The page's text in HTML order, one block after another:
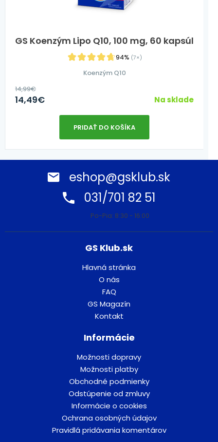
GS Koenzým Lipo Q10, 100 mg, 60 kapsúl
94% (7×)
Koenzým Q10
14,99€
14,49€ Na sklade
PRIDAŤ DO KOŠÍKA
eshop@gsklub.sk
031/701 82 51
Po-Pia: 8:30 - 16:00
GS Klub.sk
Hlavná stránka
O nás
FAQ
GS Magazín
Kontakt
Informácie
Možnosti dopravy
Možnosti platby
Obchodné podmienky
Odstúpenie od zmluvy
Informácie o cookies
Ochrana osobných údajov
Pravidlá pridávania komentárov